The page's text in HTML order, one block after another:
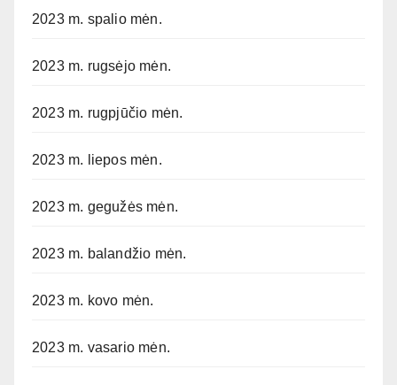
2023 m. spalio mėn.
2023 m. rugsėjo mėn.
2023 m. rugpjūčio mėn.
2023 m. liepos mėn.
2023 m. gegužės mėn.
2023 m. balandžio mėn.
2023 m. kovo mėn.
2023 m. vasario mėn.